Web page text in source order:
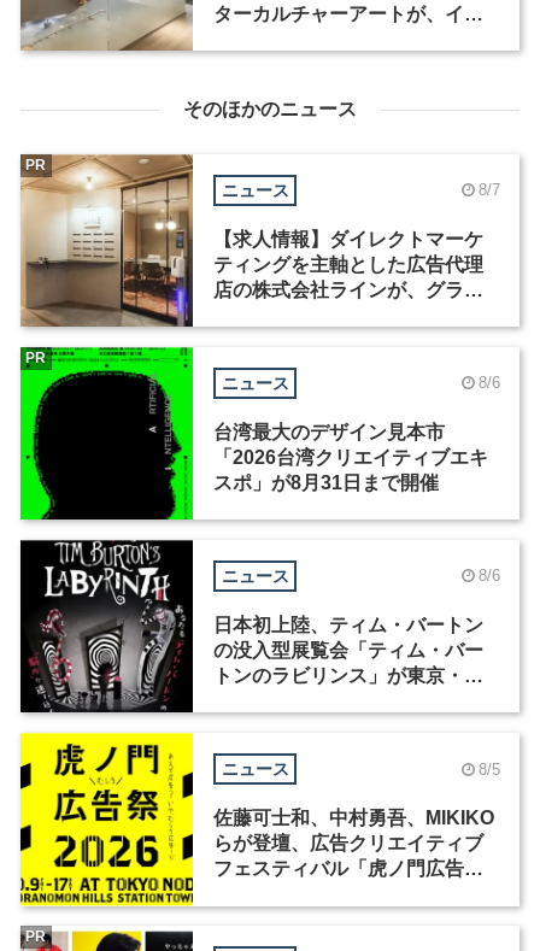
ターカルチャーアートが、イン
そのほかのニュース
ニュース 8/7
【求人情報】ダイレクトマーケ
ティングを主軸とした広告代理
店の株式会社ラインが、グラフ
PR
ニュース 8/6
台湾最大のデザイン見本市
「2026台湾クリエイティブエキ
スポ」が8月31日まで開催
PR
ニュース 8/6
日本初上陸、ティム・バートン
の没入型展覧会「ティム・バー
トンのラビリンス」が東京・豊
ニュース 8/5
佐藤可士和、中村勇吾、MIKIKO
らが登壇、広告クリエイティブ
フェスティバル「虎ノ門広告
PR